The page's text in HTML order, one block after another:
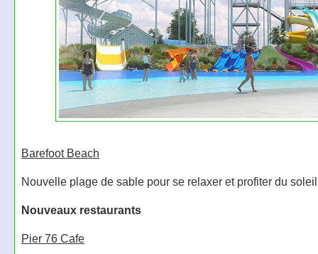
Barefoot Beach
Nouvelle plage de sable pour se relaxer et profiter du
Nouveaux restaurants
Pier 76 Cafe